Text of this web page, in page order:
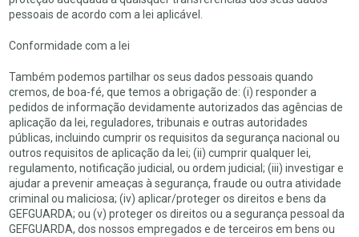
pessoais de acordo com a lei aplicável.
Conformidade com a lei
Também podemos partilhar os seus dados pessoais quando
cremos, de boa-fé, que temos a obrigação de: (i) responder a
pedidos de informação devidamente autorizados das agências de
aplicação da lei, reguladores, tribunais e outras autoridades
públicas, incluindo cumprir os requisitos da segurança nacional ou
outros requisitos de aplicação da lei; (ii) cumprir qualquer lei,
regulamento, notificação judicial, ou ordem judicial; (iii) investigar e
ajudar a prevenir ameaças à segurança, fraude ou outra atividade
criminal ou maliciosa; (iv) aplicar/proteger os direitos e bens da
GEFGUARDA; ou (v) proteger os direitos ou a segurança pessoal da
GEFGUARDA, dos nossos empregados e de terceiros em bens ou